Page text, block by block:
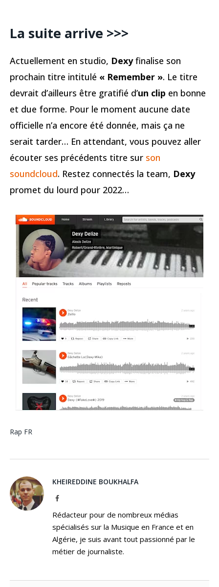
La suite arrive >>>
Actuellement en studio, Dexyfinalise son
prochain titre intitulé « Remember ». Le titre
devrait d’ailleurs être gratifié d’un clip en bonne
et due forme. Pour le moment aucune date
officielle n’a encore été donnée, mais ça ne
serait tarder… En attendant, vous pouvez aller
écouter ses précédents titre sur son
soundcloud. Restez connectés la team, Dexy
promet du lourd pour 2022…
Rap FR
KHEIREDDINE BOUKHALFA
Facebook
Rédacteur pour de nombreux médias
spécialisés sur la Musique en France et en
Algérie, je suis avant tout passionné par le
métier de journaliste.